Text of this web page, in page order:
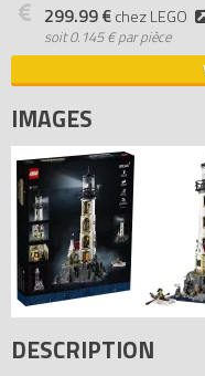
299.99 €chez LEGO
soit0.145 € par pièce
IMAGES
DESCRIPTION